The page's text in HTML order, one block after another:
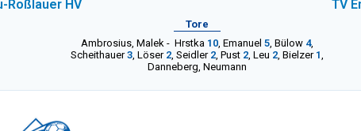
Roßlauer HV TV
Tore
Ambrosius, Malek - Hrstka 10, Emanuel 5, Bülow 4,
Scheithauer 3, Löser 2, Seidler 2, Pust 2, Leu 2, Bielzer 1
Danneberg Neumann